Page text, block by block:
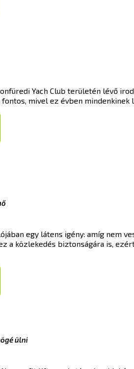
Yach Club területén lévő
mivel ez évben mindenkinek
egy látens igény: amíg nem
a közlekedés biztonságára is,
ülni